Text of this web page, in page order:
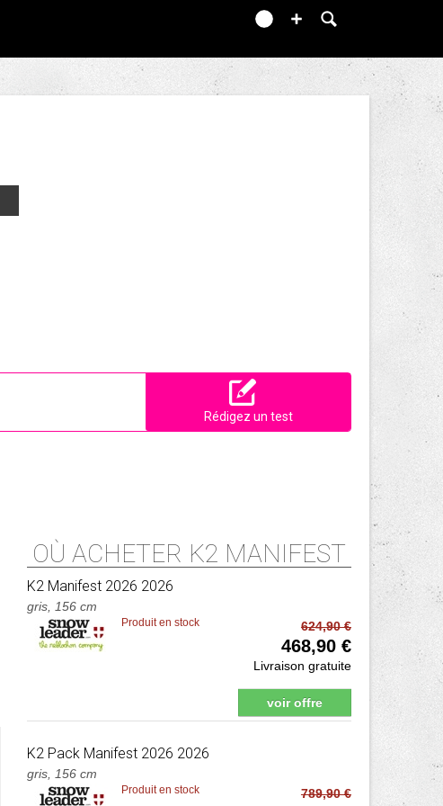
Rédigez un test
OÙ ACHETER K2 MANIFEST
K2 Manifest 2026 2026
gris, 156 cm
Produit en stock 624,90 €
468,90 €
Livraison gratuite
voir offre
K2 Pack Manifest 2026 2026
gris, 156 cm
Produit en stock 789,90 €